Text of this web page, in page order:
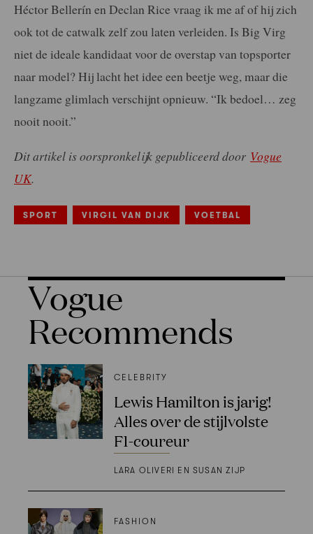
Héctor Bellerín en Declan Rice vraag ik me af of hij zich
ook tot de catwalk zelf zou laten verleiden. Is Big Virg
niet de ideale kandidaat voor de overstap van topsporter
naar model? Hij lacht het idee een beetje weg, maar die
langzame glimlach verschijnt opnieuw. “Ik bedoel… zeg
nooit nooit.”
Dit artikel is oorspronkelijk gepubliceerd door Vogue
UK.
SPORT VIRGIL VAN DIJK VOETBAL
Vogue
Recommends
CELEBRITY
Lewis Hamilton is jarig!
Alles over de stijlvolste
F1-coureur
LARA OLIVERI EN SUSAN ZIJP
FASHION